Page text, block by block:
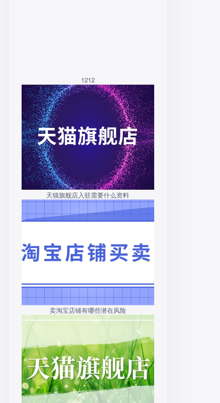
1212
天猫旗舰店入驻需要什么资料
卖淘宝店铺有哪些潜在风险